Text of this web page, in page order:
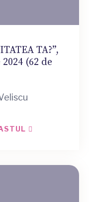
TA?”,
(62 de